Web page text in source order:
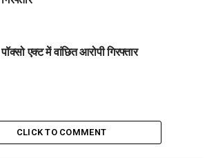
पॉक्सो एक्ट में वांछित आरोपी गिरफ्तार
CLICK TO COMMENT